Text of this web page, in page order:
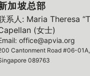
加坡总部
系人: Maria Theresa
(女士)
office@apvia.org
Cantonment Road #06-
089763